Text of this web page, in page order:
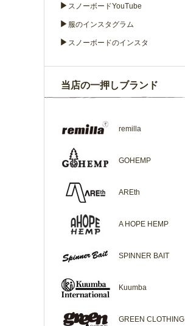
▶ スノーボードYouTube
▶ 服のインスタグラム
▶ スノーボードのインスタ
当店の一押しブランド
remilla
GOHEMP
AREth
A HOPE HEMP
SPINNER BAIT
Kuumba
GREEN CLOTHING